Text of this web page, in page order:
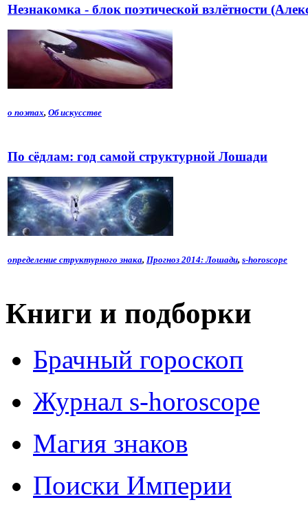
Незнакомка - блок поэтической взлётности
о поэтах, Об искусстве
По сёдлам: год самой структурной Лошади
определение структурного знака, Прогноз 2014: Лошади, s-horoscope
Книги и подборки
Брачный гороскоп
Журнал s-horoscope
Магия знаков
Поиски Империи